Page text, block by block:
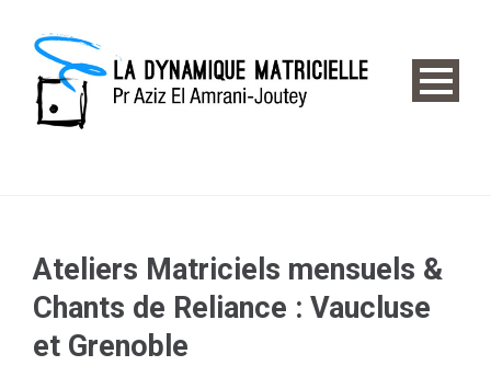
Ateliers Matriciels mensuels &
Chants de Reliance : Vaucluse
et Grenoble